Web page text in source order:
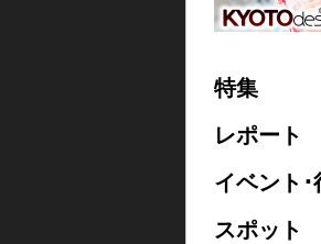
特集
レポート
イベント･
スポット